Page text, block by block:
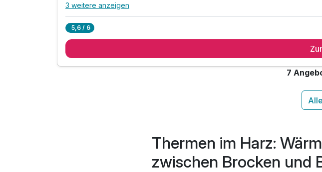
Alle Inklusivleistungen
3 weitere anzeigen
5,6 / 6
7
Thermen im Harz:
zwischen Brocken und